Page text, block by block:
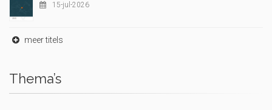
15-jul-2026
meer titels
Thema’s